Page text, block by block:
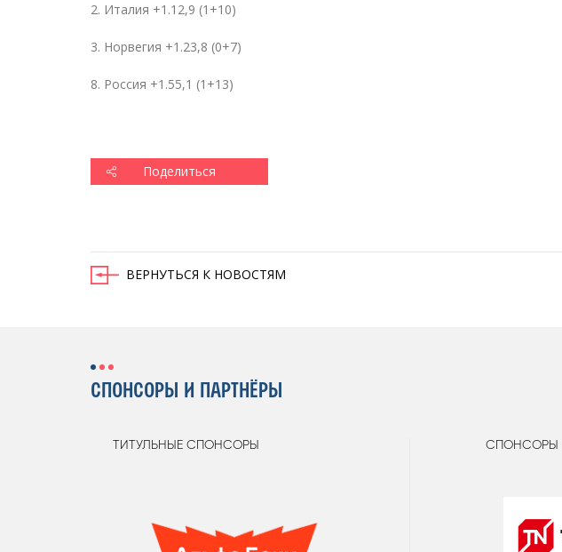
2. Италия +1.12,9 (1+10)
3. Норвегия +1.23,8 (0+7)
8. Россия +1.55,1 (1+13)
Поделиться
ВЕРНУТЬСЯ К НОВОСТЯМ
СПОНСОРЫ И ПАРТНЁРЫ
ТИТУЛЬНЫЕ СПОНСОРЫ СПОНСОРЫ